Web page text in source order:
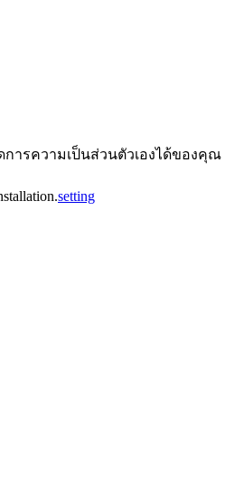
การความเป็นส่วนตัวเองได้ของคุณ
setting